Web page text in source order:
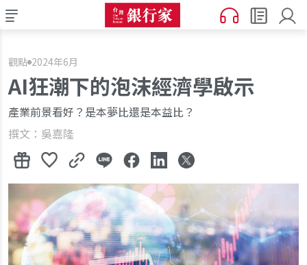
觀點 2024年6月
AI狂潮下的泡沫經濟學啟示
產業前景看好？是本夢比還是本益比？
撰文：吳嘉隆